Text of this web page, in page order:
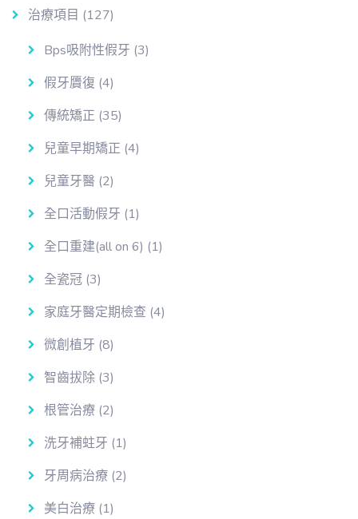
治療項目 (127)
Bps吸附性假牙 (3)
假牙贗復 (4)
傳統矯正 (35)
兒童早期矯正 (4)
兒童牙醫 (2)
全口活動假牙 (1)
全口重建(all on 6) (1)
全瓷冠 (3)
家庭牙醫定期檢查 (4)
微創植牙 (8)
智齒拔除 (3)
根管治療 (2)
洗牙補蛀牙 (1)
牙周病治療 (2)
美白治療 (1)